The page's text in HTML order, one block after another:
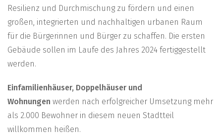
Resilienz und Durchmischung zu fördern und einen
großen, integrierten und nachhaltigen urbanen Raum
für die Bürgerinnen und Bürger zu schaffen. Die ersten
Gebäude sollen im Laufe des Jahres 2024 fertiggestellt
werden.
Einfamilienhäuser, Doppelhäuser und
Wohnungen werden nach erfolgreicher Umsetzung mehr
als 2.000 Bewohner in diesem neuen Stadtteil
willkommen heißen.